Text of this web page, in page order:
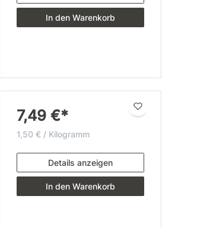
In den Warenkorb
7,49 €*
1,50 € / Kilogramm
Details anzeigen
In den Warenkorb